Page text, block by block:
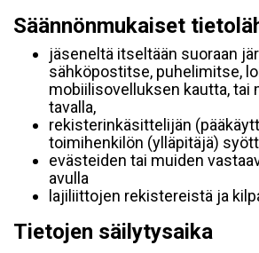
Säännönmukaiset
jäseneltä itseltään suoraan
sähköpostitse, puhelimitse,
mobiilisovelluksen kautta, tai
tavalla,
rekisterinkäsittelijän
toimihenkilön (ylläpitäjä)
evästeiden tai muiden
avulla
lajiliittojen rekistereistä ja
Tietojen säilytysaika